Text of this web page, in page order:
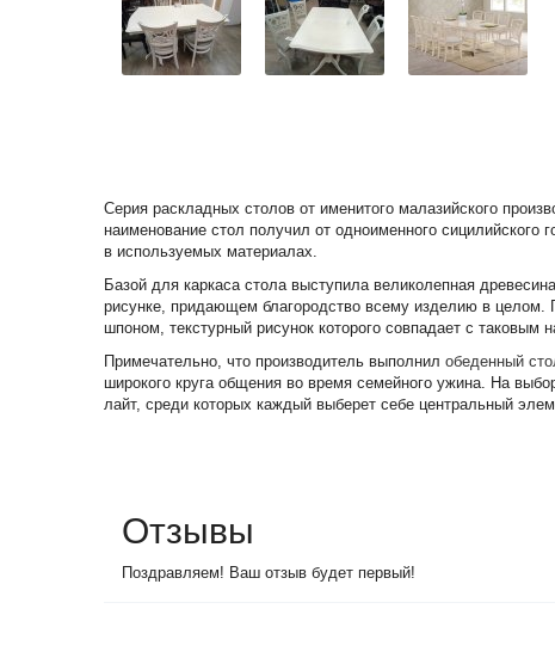
Серия раскладных столов от именитого малазийского
наименование стол получил от одноименного
в используемых материалах.
Базой для каркаса стола выступила великолепная
рисунке, придающем благородство всему изделию в целом.
шпоном, текстурный рисунок которого совпадает с таковым
Примечательно, что производитель выполнил обеденный
широкого круга общения во время семейного ужина. На
лайт, среди которых каждый выберет себе центральный
Отзывы
Поздравляем! Ваш отзыв будет первый!